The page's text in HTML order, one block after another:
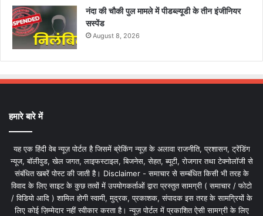
नंदा की चौकी पुल मामले में पीडब्ल्यूडी के तीन इंजीनियर
सस्पेंड
August 8, 2026
हमारे बारे में
यह एक हिंदी वेब न्यूज़ पोर्टल है जिसमें ब्रेकिंग न्यूज़ के अलावा राजनीति, प्रशासन, ट्रेंडिंग
न्यूज, बॉलीवुड, खेल जगत, लाइफस्टाइल, बिजनेस, सेहत, ब्यूटी, रोजगार तथा टेक्नोलॉजी से
संबंधित खबरें पोस्ट की जाती है। Disclaimer - समाचार से सम्बंधित किसी भी तरह के
विवाद के लिए साइट के कुछ तत्वों में उपयोगकर्ताओं द्वारा प्रस्तुत सामग्री ( समाचार / फोटो
/ विडियो आदि ) शामिल होगी स्वामी, मुद्रक, प्रकाशक, संपादक इस तरह के सामग्रियों के
लिए कोई ज़िम्मेदार नहीं स्वीकार करता है। न्यूज़ पोर्टल में प्रकाशित ऐसी सामग्री के लिए